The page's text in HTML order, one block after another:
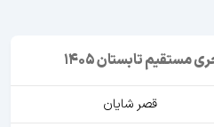
تابستان 1405
قصر شایان